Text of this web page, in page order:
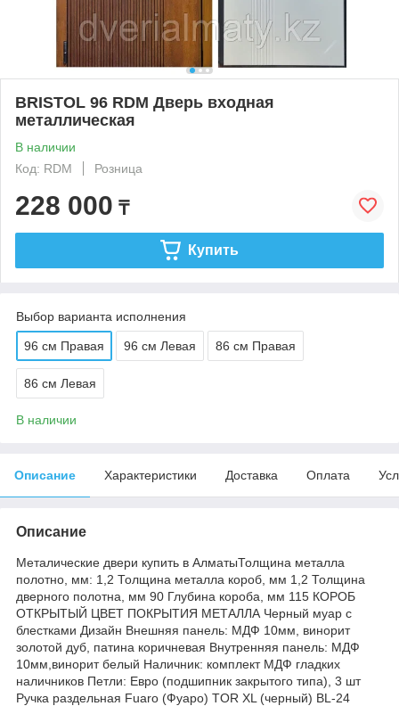
BRISTOL 96 RDM Дверь входная
металлическая
В наличии
Код: RDM
Розница
228 000 ₸
Купить
Выбор варианта исполнения
96 см Правая 96 см Левая 86 см Правая
86 см Левая
В наличии
Описание Характеристики Доставка Оплата
Описание
Металические двери купить в АлматыТолщина металла
полотно, мм: 1,2 Толщина металла короб, мм 1,2 Толщина
дверного полотна, мм 90 Глубина короба, мм 115 КОРОБ
ОТКРЫТЫЙ ЦВЕТ ПОКРЫТИЯ МЕТАЛЛА Черный муар с
блестками Дизайн Внешняя панель: МДФ 10мм, винорит
золотой дуб, патина коричневая Внутренняя панель: МДФ
10мм,винорит белый Наличник: комплект МДФ гладких
наличников Петли: Евро (подшипник закрытого типа), 3 шт
Ручка раздельная Fuaro (Фуаро) TOR XL (черный) BL-24